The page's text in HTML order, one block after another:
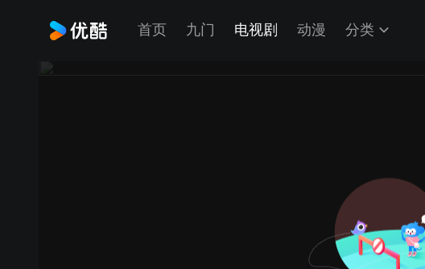
首页 九门 电视剧 动漫 分类